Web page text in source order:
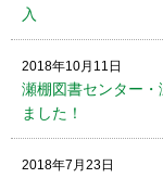
入
2018年10月11日
瀬棚図書センター
ました！
2018年7月23日